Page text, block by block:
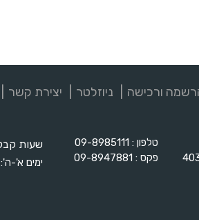
ורכישה ניוזלטר יצירת קשר
טלפון
09-8985111
פקס
09-8947881
שעות
ימים א'-ה':